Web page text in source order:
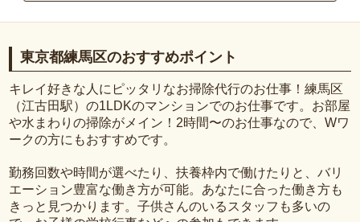
東京都練馬区のおすすめポイント
キレイ好きな人にピッタリなお掃除代行のお仕事！練馬区
（江古田駅）の1LDKのマンションでのお仕事です。お部屋
や水まわりの掃除がメイン！2時間〜のお仕事なので、Wワ
ークの方にもおすすめです。
勤務回数や時間が選べたり、扶養枠内で働けたりと、バリ
エーション豊富な働き方が可能。あなたに合った働き方も
きっと見つかります。子供さんのいるスタッフも多いの